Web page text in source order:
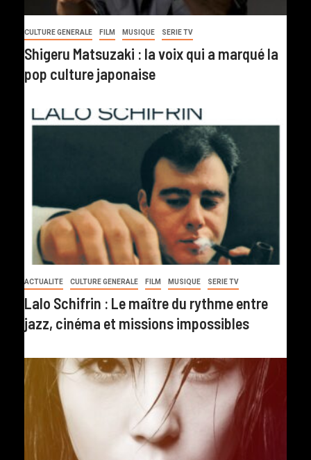
CULTURE GENERALE FILM MUSIQUE SERIE TV
Shigeru Matsuzaki : la voix qui a marqué la
pop culture japonaise
ACTUALITE CULTURE GENERALE FILM MUSIQUE SERIE TV
Lalo Schifrin : Le maître du rythme entre
jazz, cinéma et missions impossibles